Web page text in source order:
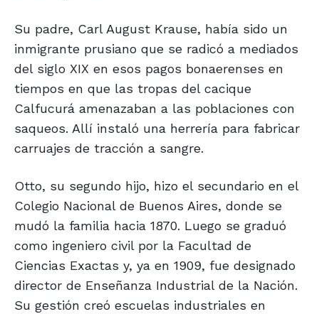
Su padre, Carl August Krause, había sido un
inmigrante prusiano que se radicó a mediados
del siglo XIX en esos pagos bonaerenses en
tiempos en que las tropas del cacique
Calfucurá amenazaban a las poblaciones con
saqueos. Allí instaló una herrería para fabricar
carruajes de tracción a sangre.
Otto, su segundo hijo, hizo el secundario en el
Colegio Nacional de Buenos Aires, donde se
mudó la familia hacia 1870. Luego se graduó
como ingeniero civil por la Facultad de
Ciencias Exactas y, ya en 1909, fue designado
director de Enseñanza Industrial de la Nación.
Su gestión creó escuelas industriales en